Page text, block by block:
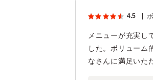
4.5
メニューが充実し
した。ボリューム
なさんに満足いた